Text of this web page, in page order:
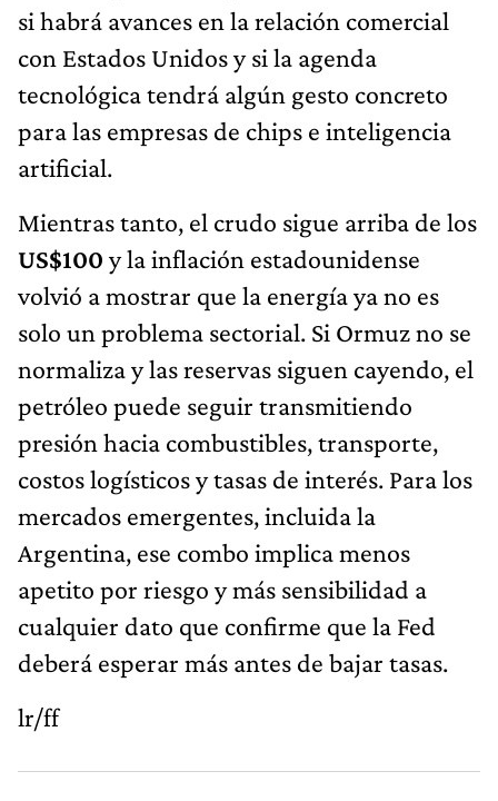
si habrá avances en la relación comercial
con Estados Unidos y si la agenda
tecnológica tendrá algún gesto concreto
para las empresas de chips e inteligencia
artificial.
Mientras tanto, el crudo sigue arriba de los
US$100 y la inflación estadounidense
volvió a mostrar que la energía ya no es
solo un problema sectorial. Si Ormuz no se
normaliza y las reservas siguen cayendo, el
petróleo puede seguir transmitiendo
presión hacia combustibles, transporte,
costos logísticos y tasas de interés. Para los
mercados emergentes, incluida la
Argentina, ese combo implica menos
apetito por riesgo y más sensibilidad a
cualquier dato que confirme que la Fed
deberá esperar más antes de bajar tasas.
lr/ff